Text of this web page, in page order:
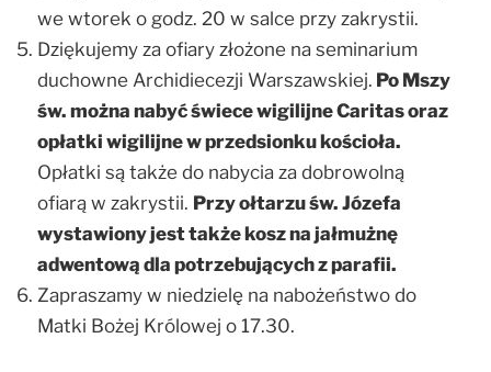
we wtorek o godz. 20 w salce przy zakrystii.
Dziękujemy za ofiary złożone na seminarium
duchowne Archidiecezji Warszawskiej. Po Mszy
św. można nabyć świece wigilijne Caritas oraz
opłatki wigilijne w przedsionku kościoła.
Opłatki są także do nabycia za dobrowolną
ofiarą w zakrystii. Przy ołtarzu św. Józefa
wystawiony jest także kosz na jałmużnę
adwentową dla potrzebujących z parafii.
Zapraszamy w niedzielę na nabożeństwo do
Matki Bożej Królowej o 17.30.